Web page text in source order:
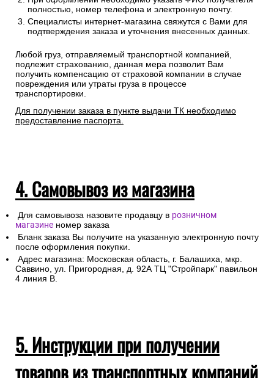
полностью, номер телефона и электронную почту.
Специалисты интернет-магазина свяжутся с Вами для
подтверждения заказа и уточнения внесенных данных.
Любой груз, отправляемый транспортной компанией,
подлежит страхованию, данная мера позволит Вам
получить компенсацию от страховой компании в случае
повреждения или утраты груза в процессе
транспортировки.
Для получении заказа в пункте выдачи ТК необходимо
предоставление паспорта.
4. Самовывоз из магазина
Для самовывоза назовите продавцу в розничном
магазине номер заказа
Бланк заказа Вы получите на указанную электронную почту
после оформления покупки.
Адрес магазина: Московская область, г. Балашиха, мкр.
Саввино, ул. Пригородная, д. 92А ТЦ "Стройпарк" павильон
4 линия В.
5. Инструкции при получении
товаров из транспортных компаний